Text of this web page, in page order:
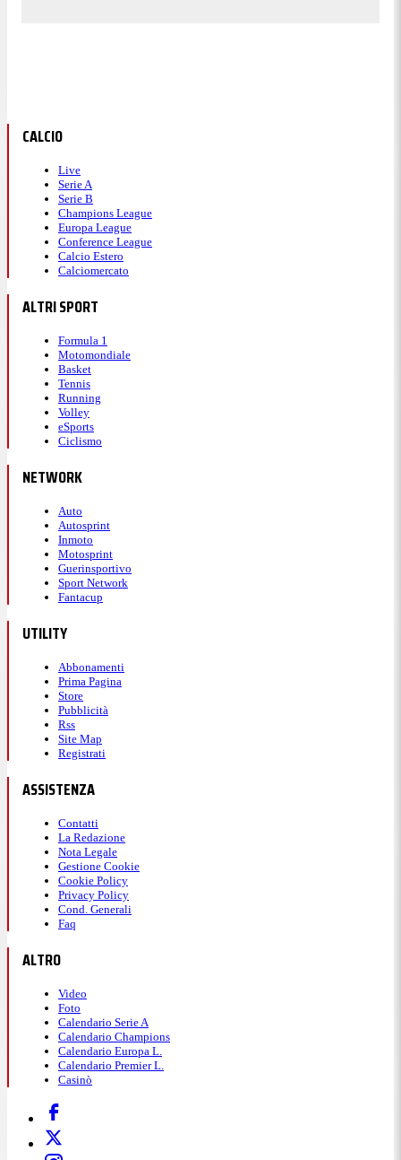
CALCIO
Live
Serie A
Serie B
Champions League
Europa League
Conference League
Calcio Estero
Calciomercato
ALTRI SPORT
Formula 1
Motomondiale
Basket
Tennis
Running
Volley
eSports
Ciclismo
NETWORK
Auto
Autosprint
Inmoto
Motosprint
Guerinsportivo
Sport Network
Fantacup
UTILITY
Abbonamenti
Prima Pagina
Store
Pubblicità
Rss
Site Map
Registrati
ASSISTENZA
Contatti
La Redazione
Nota Legale
Gestione Cookie
Cookie Policy
Privacy Policy
Cond. Generali
Faq
ALTRO
Video
Foto
Calendario Serie A
Calendario Champions
Calendario Europa L.
Calendario Premier L.
Casinò